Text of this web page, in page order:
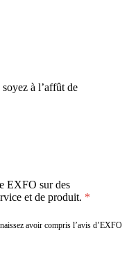
à l’affût de
EXFO sur des
et de produit.
avoir compris l’avis d’EXFO